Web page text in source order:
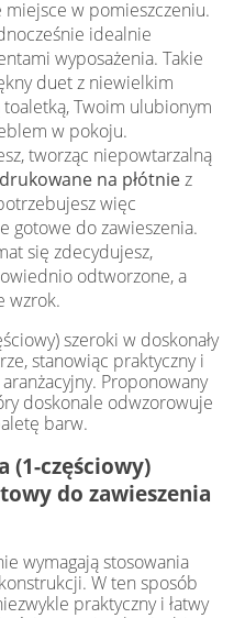
w pomieszczeniu.
idealnie
wyposażenia. Takie
duet z niewielkim
Twoim ulubionym
w pokoju.
tworząc niepowtarzalną
na płótniez
więc
gotowe do zawieszenia.
się zdecydujesz,
odtworzone, a
wzrok.
szeroki w doskonały
stanowiąc praktyczny i
Proponowany
doskonale odwzorowuje
barw.
(1-częściowy)
do zawieszenia
wymagają stosowania
W ten sposób
praktyczny i łatwy